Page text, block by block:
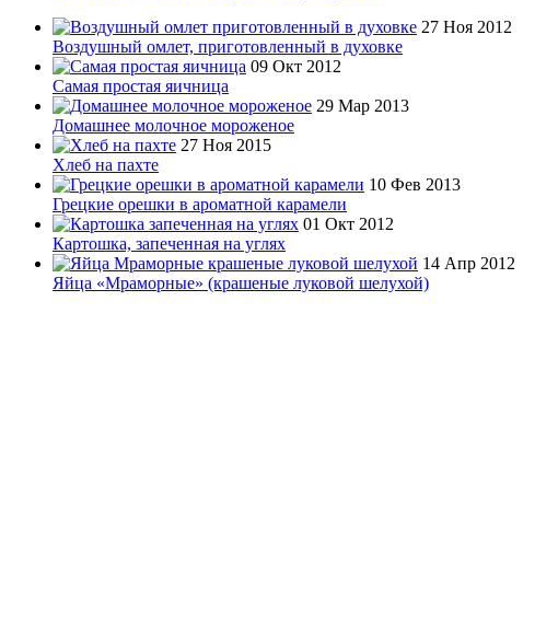
27 Ноя 2012
Воздушный омлет, приготовленный в духовке
09 Окт 2012
Самая простая яичница
29 Мар 2013
Домашнее молочное мороженое
27 Ноя 2015
Хлеб на пахте
10 Фев 2013
Грецкие орешки в ароматной карамели
01 Окт 2012
Картошка, запеченная на углях
14 Апр 2012
Яйца «Мраморные» (крашеные луковой шелухой)